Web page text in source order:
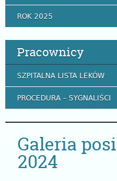
ROK 2025
Pracownicy
SZPITALNA LISTA LEKÓW
PROCEDURA – SYGNALIŚCI
Galeria
2024